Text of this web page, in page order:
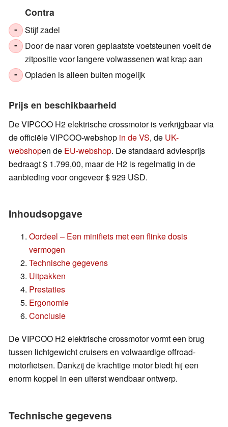
Contra
- Stijf zadel
-
Door de naar voren geplaatste voetsteunen voelt de
zitpositie voor langere volwassenen wat krap aan
- Opladen is alleen buiten mogelijk
Prijs en beschikbaarheid
De VIPCOO H2 elektrische crossmotor is verkrijgbaar via
de officiële VIPCOO-webshop in de VS, de UK-
webshopen de EU-webshop. De standaard adviesprijs
bedraagt $ 1.799,00, maar de H2 is regelmatig in de
aanbieding voor ongeveer $ 929 USD.
Inhoudsopgave
Oordeel – Een minifiets met een flinke dosis
vermogen
Technische gegevens
Uitpakken
Prestaties
Ergonomie
Conclusie
De VIPCOO H2 elektrische crossmotor vormt een brug
tussen lichtgewicht cruisers en volwaardige offroad-
motorfietsen. Dankzij de krachtige motor biedt hij een
enorm koppel in een uiterst wendbaar ontwerp.
Technische gegevens